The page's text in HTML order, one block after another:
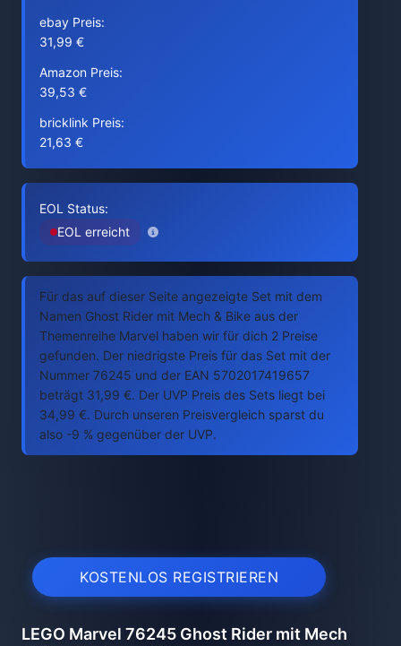
ebay Preis:
31,99 €
Amazon Preis:
39,53 €
bricklink Preis:
21,63 €
EOL Status:
EOL erreicht
Für das auf dieser Seite angezeigte Set mit dem
Namen Ghost Rider mit Mech & Bike aus der
Themenreihe Marvel haben wir für dich 2 Preise
gefunden. Der niedrigste Preis für das Set mit der
Nummer 76245 und der EAN 5702017419657
beträgt 31,99 €. Der UVP Preis des Sets liegt bei
34,99 €. Durch unseren Preisvergleich sparst du
also -9 % gegenüber der UVP.
KOSTENLOS REGISTRIEREN
LEGO Marvel 76245 Ghost Rider mit Mech